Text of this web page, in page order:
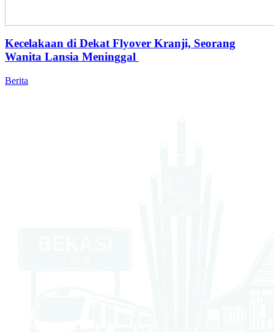
Kecelakaan di Dekat Flyover Kranji, Seorang
Wanita Lansia Meninggal
Berita